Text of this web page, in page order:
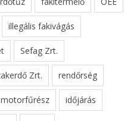
illegális fakivágás
Sefag Zrt.
Zrt. rendőrség
motorfűrész időjárás